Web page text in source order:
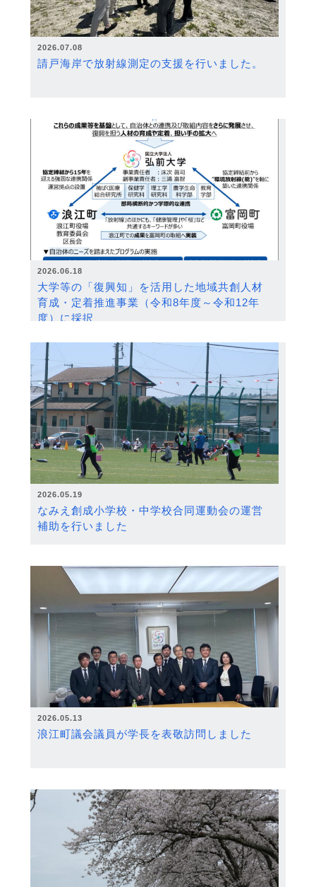
2026.07.08
請戸海岸で放射線測定の支援を行いました。
2026.06.18
大学等の「復興知」を活用した地域共創人材
育成・定着推進事業（令和8年度～令和12年
度）に採択
2026.05.19
なみえ創成小学校・中学校合同運動会の運営
補助を行いました
2026.05.13
浪江町議会議員が学長を表敬訪問しました